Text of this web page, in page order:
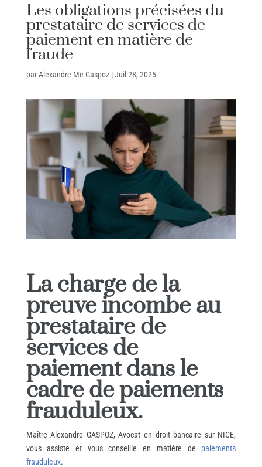
Les obligations précisées du
prestataire de services de
paiement en matière de
fraude
parAlexandre Me Gaspoz|Juil 28, 2025
La charge de la
preuve incombe au
prestataire de
services de
paiement dans le
cadre de paiements
frauduleux.
Maître Alexandre GASPOZ, Avocat en droit bancaire sur NICE,
vous assiste et vous conseille en matière de paiements
frauduleux.